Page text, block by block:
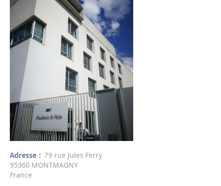
Adresse
79 rue Jules Ferry
95360 MONTMAGNY
France